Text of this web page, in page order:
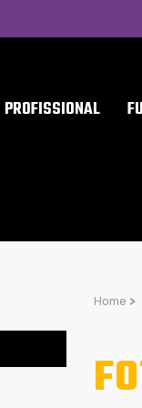
Home >